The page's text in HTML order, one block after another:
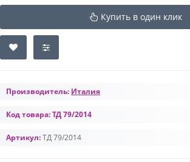
Купить в один клик
Производитель: Италия
Код товара:ТД 79/2014
Артикул:ТД 79/2014